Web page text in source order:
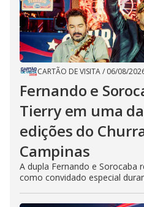
CARTÃO DE VISITA/ 06/08/
Fernando e
Tierry em uma
edições do
Campinas
A dupla Fernando e Sorocaba
como convidado especial